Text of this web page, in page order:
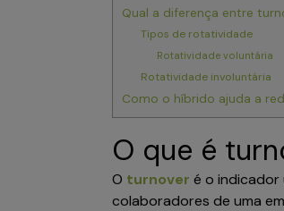
Qual a diferença entre
Tipos de rotatividade
Rotatividade voluntária
Rotatividade involuntária
Como o híbrido ajuda a
O que é
O turnover é o indicador
colaboradores de uma